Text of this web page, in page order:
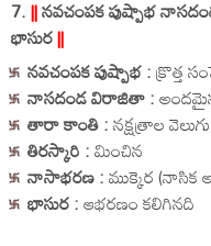
7.||నవచంపక పుష్పాభ
భాసుర||
నవచంపక పుష్పాభ :క్రొత్త
నాసదండ విరాజితా :
తారా కాంతి :నక్షత్రాల వెలుగు
తిరస్కారి :మించిన
నాసాభరణ :ముక్కెర (నాసిక
భాసుర :ఆభరణం కలిగినది